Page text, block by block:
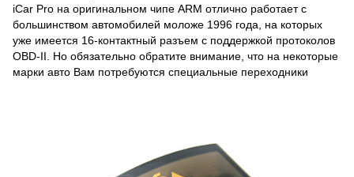
iCar Pro на оригинальном чипе ARM отлично работает с
большинством автомобилей моложе 1996 года, на которых
уже имеется 16-контактный разъем с поддержкой протоколов
OBD-II. Но обязательно обратите внимание, что на некоторые
марки авто Вам потребуются специальные переходники